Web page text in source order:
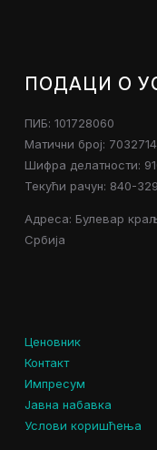
ПОДАЦИ О
ПИБ: 101728060
Матични број: 7032714
Шифра делатности:
Текући рачун: 840-
Адреса: Булевар
Србија
Ценовник
Контакт
Импресум
Јавна набавка
Услови коришћења